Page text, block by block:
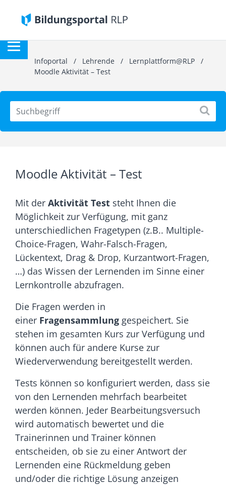
Infoportal / Lehrende / Lernplattform@RLP /
Moodle Aktivität – Test
Moodle Aktivität – Test
Mit der Aktivität Test steht Ihnen die
Möglichkeit zur Verfügung, mit ganz
unterschiedlichen Fragetypen (z.B.. Multiple-
Choice-Fragen, Wahr-Falsch-Fragen,
Lückentext, Drag & Drop, Kurzantwort-Fragen,
…) das Wissen der Lernenden im Sinne einer
Lernkontrolle abzufragen.
Die Fragen werden in
einer Fragensammlung gespeichert. Sie
stehen im gesamten Kurs zur Verfügung und
können auch für andere Kurse zur
Wiederverwendung bereitgestellt werden.
Tests können so konfiguriert werden, dass sie
von den Lernenden mehrfach bearbeitet
werden können. Jeder Bearbeitungsversuch
wird automatisch bewertet und die
Trainerinnen und Trainer können
entscheiden, ob sie zu einer Antwort der
Lernenden eine Rückmeldung geben
und/oder die richtige Lösung anzeigen